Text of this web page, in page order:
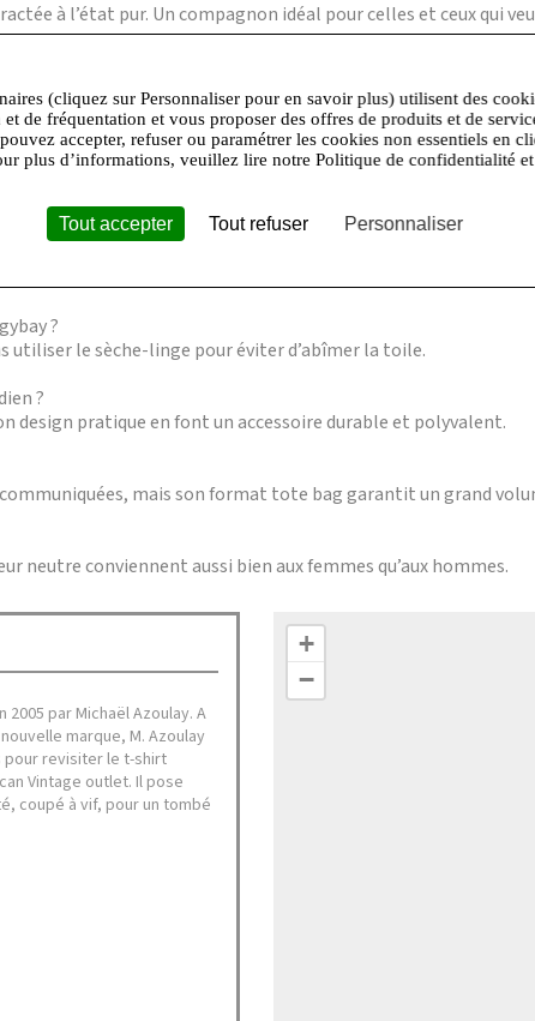
à l’état pur. Un compagnon idéal pour celles et ceux qui
par son design épuré et ses lignes modernes. Sa toile robuste
naturelle. Son volume généreux permet d’emporter
intensif tout en restant facile à entretenir. Le Tote bag
compromis sur le style.
en machine. Le séchage en tambour est à éviter pour
ordinateur portable ?
un ordinateur portable de taille moyenne avec d’autres
?
utiliser le sèche-linge pour éviter d’abîmer la toile.
?
design pratique en font un accessoire durable et polyvalent.
mais son format tote bag garantit un grand
neutre conviennent aussi bien aux femmes qu’aux hommes.
par Michaël Azoulay. A
marque, M. Azoulay
pour revisiter le t-shirt
Vintage outlet. Il pose
coupé à vif, pour un tombé
+
−
(cliquez sur Personnaliser pour en savoir plus) utilisent des
de fréquentation et vous proposer des offres de produits et de
accepter, refuser ou paramétrer les cookies non essentiels en
plus d’informations, veuillez lire notre Politique de confidentialité
Tout accepter Tout refuser Personnaliser